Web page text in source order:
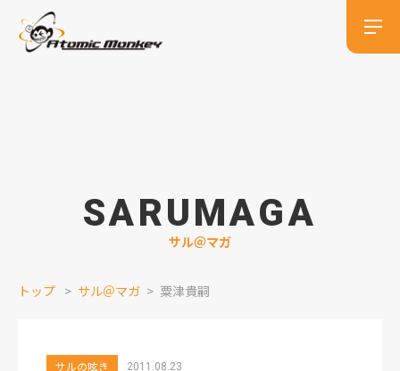
SARUMAGA
サル＠マガ
トップ サル＠マガ 粟津貴嗣
サルの呟き 2011.08.23